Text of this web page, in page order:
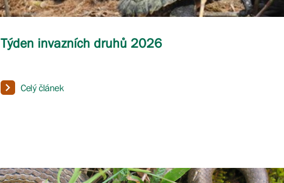
Týden invazních druhů 2026
Celý článek